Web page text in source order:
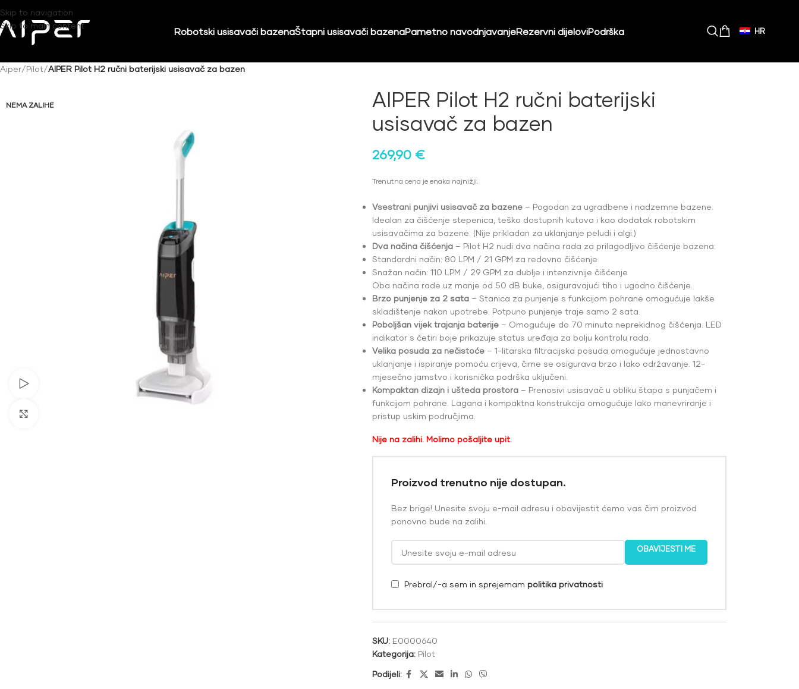
Skip to navigation
Skip to main content
Robotski usisavači bazenaŠtapni usisavači bazenaPametno navodnjavanjeRezervni dijeloviPodrška HR
Aiper/Pilot/AIPER Pilot H2 ručni baterijski usisavač za bazen
NEMA ZALIHE
AIPER Pilot H2 ručni baterijski
usisavač za bazen
269,90 €
Trenutna cena je enaka najnižji.
Vsestrani punjivi usisavač za bazene– Pogodan za ugradbene i nadzemne bazene.
Idealan za čišćenje stepenica, teško dostupnih kutova i kao dodatak robotskim
usisavačima za bazene. (Nije prikladan za uklanjanje peludi i algi.)
Dva načina čišćenja– Pilot H2 nudi dva načina rada za prilagodljivo čišćenje bazena:
Standardni način: 80 LPM / 21 GPM za redovno čišćenje
Snažan način: 110 LPM / 29 GPM za dublje i intenzivnije čišćenje
Oba načina rade uz manje od 50 dB buke, osiguravajući tiho i ugodno čišćenje.
Brzo punjenje za 2 sata– Stanica za punjenje s funkcijom pohrane omogućuje lakše
skladištenje nakon upotrebe. Potpuno punjenje traje samo 2 sata.
Poboljšan vijek trajanja baterije– Omogućuje do 70 minuta neprekidnog čišćenja. LED
indikator s četiri boje prikazuje status uređaja za bolju kontrolu rada.
Velika posuda za nečistoće– 1-litarska filtracijska posuda omogućuje jednostavno
uklanjanje i ispiranje pomoću crijeva, čime se osigurava brzo i lako održavanje. 12-
mjesečno jamstvo i korisnička podrška uključeni.
Kompaktan dizajn i ušteda prostora– Prenosivi usisavač u obliku štapa s punjačem i
funkcijom pohrane. Lagana i kompaktna konstrukcija omogućuje lako manevriranje i
pristup uskim područjima.
Nije na zalihi. Molimo pošaljite upit.
Proizvod trenutno nije dostupan.
Bez brige! Unesite svoju e-mail adresu i obavijestit ćemo vas čim proizvod
ponovno bude na zalihi.
OBAVIJESTI ME
Prebral/-a sem in sprejemam politika privatnosti
SKU: E0000640
Kategorija: Pilot
Podijeli: